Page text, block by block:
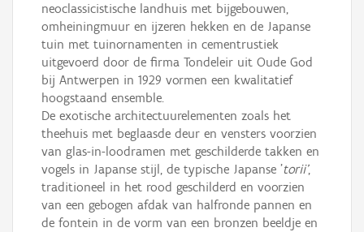
neoclassicistische landhuis met bijgebouwen,
omheiningmuur en ijzeren hekken en de Japanse
tuin met tuinornamenten in cementrustiek
uitgevoerd door de firma Tondeleir uit Oude God
bij Antwerpen in 1929 vormen een kwalitatief
hoogstaand ensemble.
De exotische architectuurelementen zoals het
theehuis met beglaasde deur en vensters voorzien
van glas-in-loodramen met geschilderde takken en
vogels in Japanse stijl, de typische Japanse 'torii',
traditioneel in het rood geschilderd en voorzien
van een gebogen afdak van halfronde pannen en
de fontein in de vorm van een bronzen beeldje en